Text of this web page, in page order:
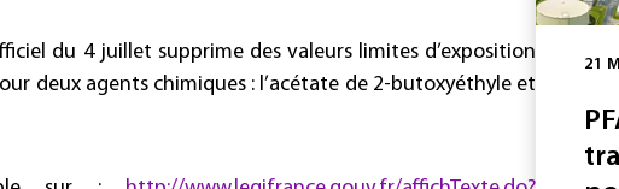
du 4 juillet supprime des valeurs limites d’exposition
deux agents chimiques : l’acétate de 2-butoxyéthyle et
21